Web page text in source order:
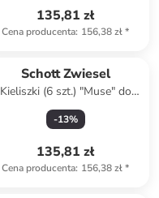
135,81 zł
Cena producenta: 156,38 zł*
Schott Zwiesel
Kieliszki (6 szt.) "Muse" do
białego wina - 480 ml
-13%
135,81 zł
Cena producenta: 156,38 zł*